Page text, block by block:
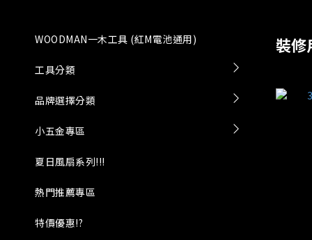
WOODMAN一木工具 (紅M電池通用)
工具分類
品牌選擇分類
小五金專區
夏日風扇系列!!!
熱門推薦專區
特價優惠!?
裝修